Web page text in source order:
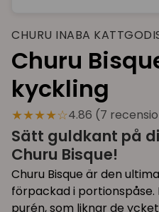
CHURU INABA
Churu
kyckling
★★★★☆4.86 (7
Sätt guldkant på
Churu Bisque!
Churu Bisque är den
förpackad i
purén, som liknar de